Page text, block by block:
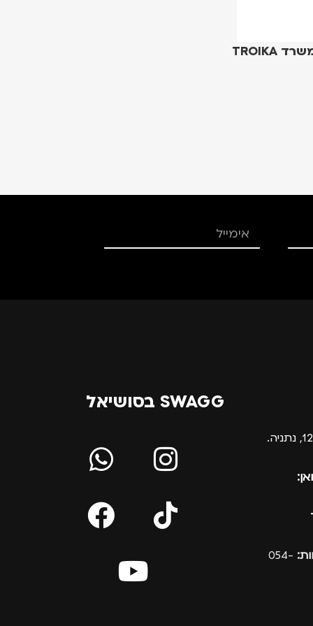
מחזיקי ניירות לשולחן המשרד TROIKA
054-
SWAGG בסושיאל